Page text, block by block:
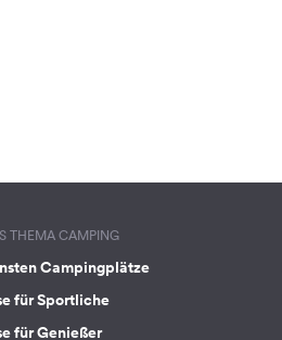
THEMA CAMPING
Campingplätze
für Sportliche
für Genießer